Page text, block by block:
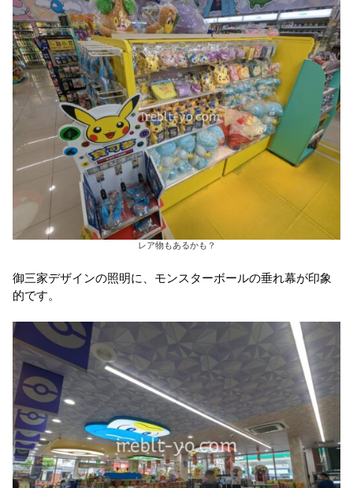
レア物もあるかも？
御三家デザインの照明に、モンスターボールの垂れ幕が印象
的です。